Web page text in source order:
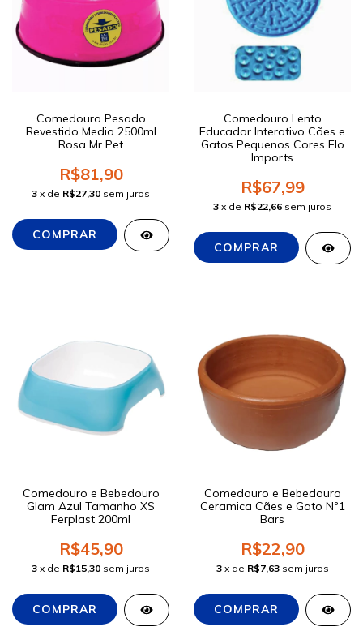
Comedouro Pesado
Revestido Medio 2500ml
Rosa Mr Pet
R$81,90
3 x de R$27,30 sem juros
Comedouro Lento
Educador Interativo Cães e
Gatos Pequenos Cores Elo
Imports
R$67,99
3 x de R$22,66 sem juros
Comedouro e Bebedouro
Glam Azul Tamanho XS
Ferplast 200ml
R$45,90
3 x de R$15,30 sem juros
Comedouro e Bebedouro
Ceramica Cães e Gato Nº1
Bars
R$22,90
3 x de R$7,63 sem juros